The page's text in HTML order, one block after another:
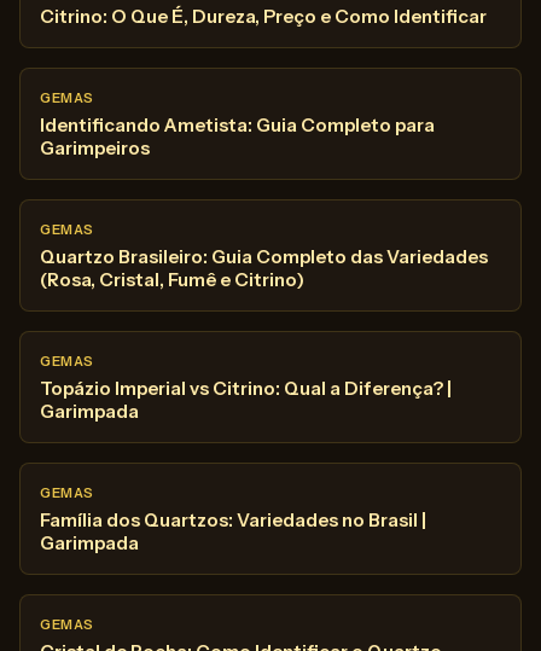
Citrino: O Que É, Dureza, Preço e Como Identificar
GEMAS
Identificando Ametista: Guia Completo para
Garimpeiros
GEMAS
Quartzo Brasileiro: Guia Completo das Variedades
(Rosa, Cristal, Fumê e Citrino)
GEMAS
Topázio Imperial vs Citrino: Qual a Diferença? |
Garimpada
GEMAS
Família dos Quartzos: Variedades no Brasil |
Garimpada
GEMAS